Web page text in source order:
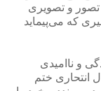
تصور و تصویری
كه می‌پیماید
و ناامیدی
انتحاری ختم